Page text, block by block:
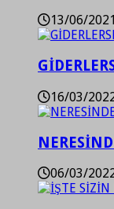
13/06/2021
16/03/
06/03/